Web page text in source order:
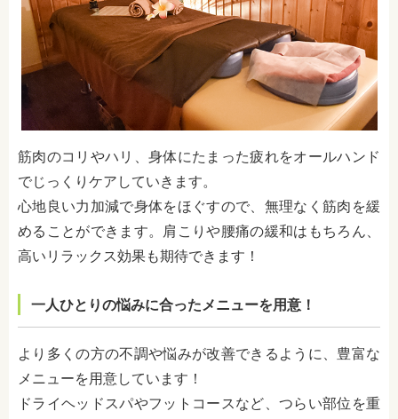
筋肉のコリやハリ、身体にたまった疲れをオールハンド
でじっくりケアしていきます。
心地良い力加減で身体をほぐすので、無理なく筋肉を緩
めることができます。肩こりや腰痛の緩和はもちろん、
高いリラックス効果も期待できます！
一人ひとりの悩みに合ったメニューを用意！
より多くの方の不調や悩みが改善できるように、豊富な
メニューを用意しています！
ドライヘッドスパやフットコースなど、つらい部位を重